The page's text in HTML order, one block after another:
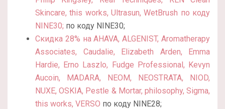
Skincare, this works, Ultrasun, WetBrush по коду
NINE30; по коду NINE30;
Скидка 28% на AHAVA, ALGENIST, Aromatherapy
Associates, Caudalie, Elizabeth Arden, Emma
Hardie, Erno Laszlo, Fudge Professional, Kevyn
Aucoin, MADARA, NEOM, NEOSTRATA, NIOD,
NUXE, OSKIA, Pestle & Mortar, philosophy, Sigma,
this works, VERSO по коду NINE28;